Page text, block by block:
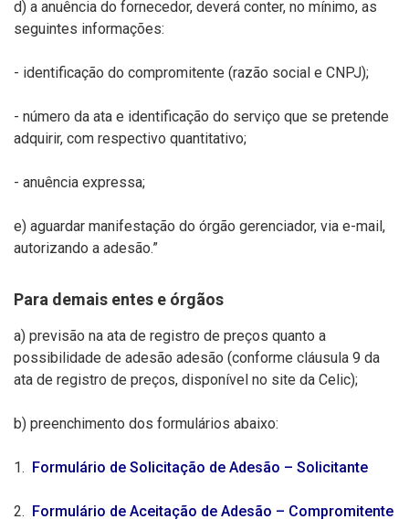
d) a anuência do fornecedor, deverá conter, no mínimo, as
seguintes informações:
- identificação do compromitente (razão social e CNPJ);
- número da ata e identificação do serviço que se pretende
adquirir, com respectivo quantitativo;
- anuência expressa;
e) aguardar manifestação do órgão gerenciador, via e-mail,
autorizando a adesão.”
Para demais entes e órgãos
a) previsão na ata de registro de preços quanto a
possibilidade de adesão adesão (conforme cláusula 9 da
ata de registro de preços, disponível no site da Celic);
b) preenchimento dos formulários abaixo:
1. Formulário de Solicitação de Adesão – Solicitante
2. Formulário de Aceitação de Adesão – Compromitente